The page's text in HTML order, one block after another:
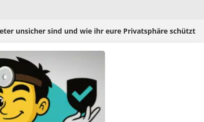
unsicher sind und wie ihr eure Privatsphäre schützt